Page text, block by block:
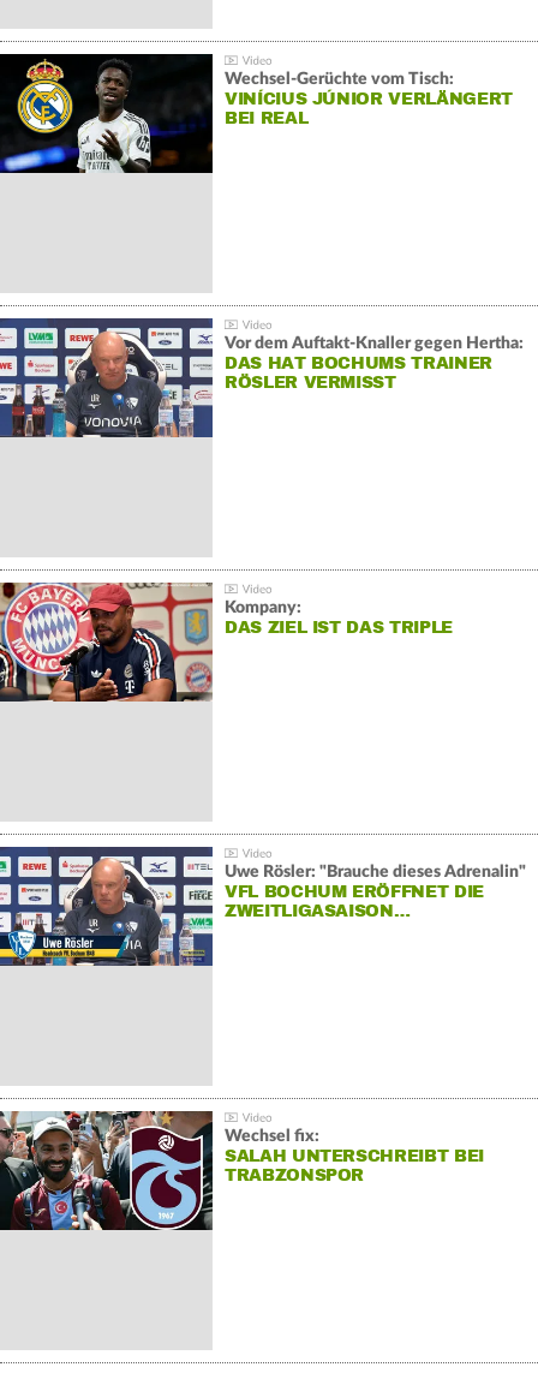
Wechsel-Gerüchte vom Tisch:
VINÍCIUS JÚNIOR VERLÄNGERT
BEI REAL
Vor dem Auftakt-Knaller gegen Hertha:
DAS HAT BOCHUMS TRAINER
RÖSLER VERMISST
Kompany:
DAS ZIEL IST DAS TRIPLE
Uwe Rösler: "Brauche dieses Adrenalin"
VFL BOCHUM ERÖFFNET DIE
ZWEITLIGASAISON…
Wechsel fix:
SALAH UNTERSCHREIBT BEI
TRABZONSPOR